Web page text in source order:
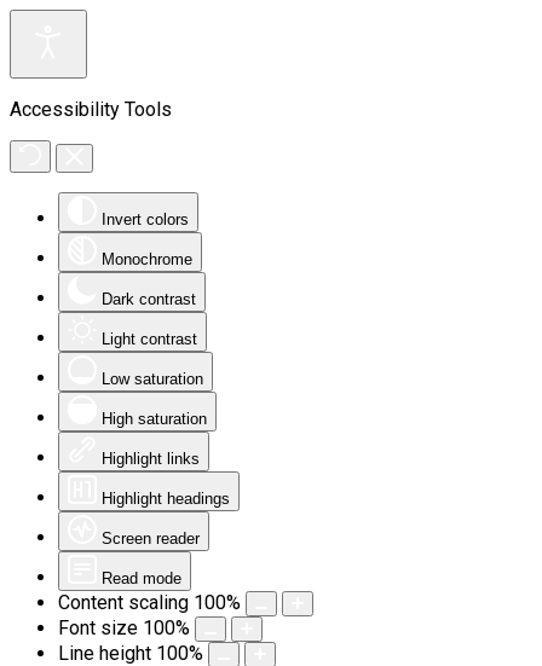
Accessibility Tools
Invert colors
Monochrome
Dark contrast
Light contrast
Low saturation
High saturation
Highlight links
Highlight headings
Screen reader
Read mode
Content scaling 100%
Font size 100%
Line height 100%